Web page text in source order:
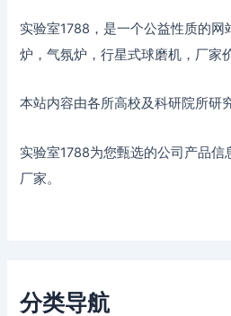
实验室1788，是一个公益性质的
炉，气氛炉，行星式球磨机，厂家
本站内容由各所高校及科研院所研
实验室1788为您甄选的公司产品信
厂家。
分类导航